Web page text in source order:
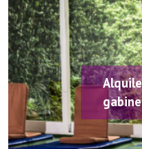
Alquiler de salas y
gabinetes